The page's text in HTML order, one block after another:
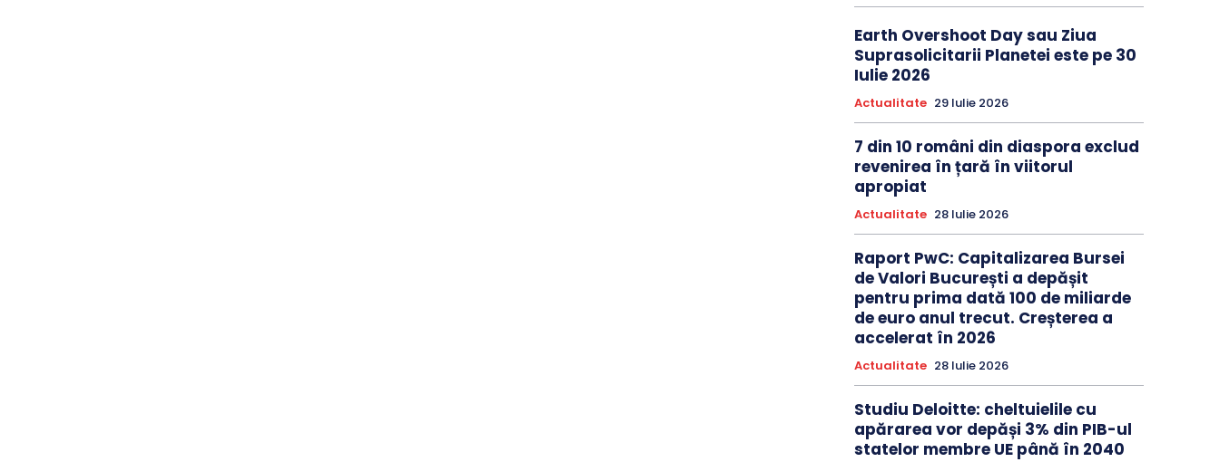
Earth Overshoot Day sau Ziua
Suprasolicitarii Planetei este pe 30
Iulie 2026
Actualitate 29 Iulie 2026
7 din 10 români din diaspora exclud
revenirea în țară în viitorul
apropiat
Actualitate 28 Iulie 2026
Raport PwC: Capitalizarea Bursei
de Valori București a depășit
pentru prima dată 100 de miliarde
de euro anul trecut. Creșterea a
accelerat în 2026
Actualitate 28 Iulie 2026
Studiu Deloitte: cheltuielile cu
apărarea vor depăși 3% din PIB-ul
statelor membre UE până în 2040